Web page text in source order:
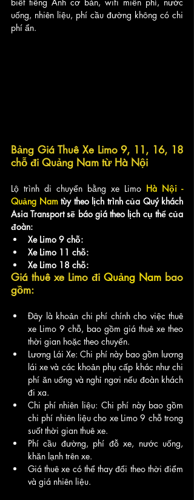
uống, nhiên liệu, phí cầu đường không có chi
phí ẩn.
Bảng Giá Thuê Xe Limo 9, 11, 16, 18
chỗ đi Quảng Nam từ Hà Nội
Lộ trình di chuyển bằng xe Limo Hà Nội -
Quảng Nam tùy theo lịch trình của Quý khách
Asia Transport sẽ báo giá theo lịch cụ thể của
đoàn:
Xe Limo 9 chỗ:
Xe Limo 11 chỗ:
Xe Limo 18 chỗ:
Giá thuê xe Limo đi Quảng Nam bao
gồm:
Đây là khoản chi phí chính cho việc thuê
xe Limo 9 chỗ, bao gồm giá thuê xe theo
thời gian hoặc theo chuyến.
Lương Lái Xe: Chi phí này bao gồm lương
lái xe và các khoản phụ cấp khác như chi
phí ăn uống và nghỉ ngơi nếu đoàn khách
đi xa.
Chi phí nhiên liệu: Chi phí này bao gồm
chi phí nhiên liệu cho xe Limo 9 chỗ trong
suốt thời gian thuê xe.
Phí cầu đường, phí đỗ xe, nước uống,
khăn lạnh trên xe.
Giá thuê xe có thể thay đổi theo thời điểm
và giá nhiên liệu.